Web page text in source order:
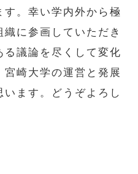
。幸い学内外から極
に参画していただき
る議論を尽くして変化
崎大学の運営と発展
ます。どうぞよろし